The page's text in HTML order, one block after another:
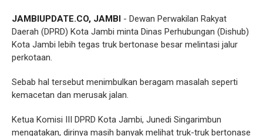
JAMBIUPDATE.CO, JAMBI - Dewan Perwakilan Rakyat
Daerah (DPRD) Kota Jambi minta Dinas Perhubungan (Dishub)
Kota Jambi lebih tegas truk bertonase besar melintasi jalur
perkotaan.
Sebab hal tersebut menimbulkan beragam masalah seperti
kemacetan dan merusak jalan.
Ketua Komisi III DPRD Kota Jambi, Junedi Singarimbun
mengatakan, dirinya masih banyak melihat truk-truk bertonase